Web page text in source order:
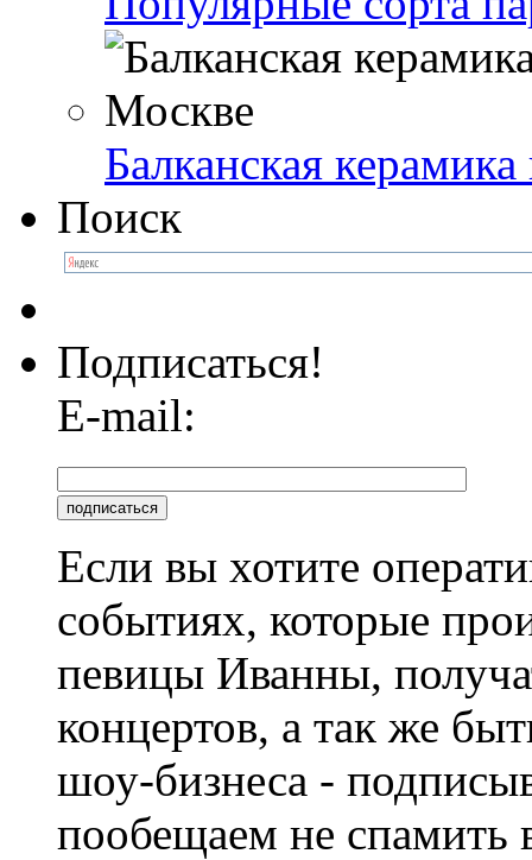
Балканская
Поиск
Подписаться!
E-mail:
Если вы хотите
событиях, которые
певицы Иванны,
концертов, а так же
шоу-бизнеса -
пообещаем не спамить